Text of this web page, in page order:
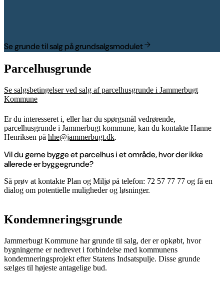
Se grunde til salg på grundsalgsmodulet
Parcelhusgrunde
Se salgsbetingelser ved salg af parcelhusgrunde i Jammerbugt
Kommune
Er du interesseret i, eller har du spørgsmål vedrørende,
parcelhusgrunde i Jammerbugt kommune, kan du kontakte Hanne
Henriksen på hhe@jammerbugt.dk.
Vil du gerne bygge et parcelhus i et område, hvor der ikke
allerede er byggegrunde?
Så prøv at kontakte Plan og Miljø på telefon: 72 57 77 77 og få en
dialog om potentielle muligheder og løsninger.
Kondemneringsgrunde
Jammerbugt Kommune har grunde til salg, der er opkøbt, hvor
bygningerne er nedrevet i forbindelse med kommunens
kondemneringsprojekt efter Statens Indsatspulje. Disse grunde
sælges til højeste antagelige bud.